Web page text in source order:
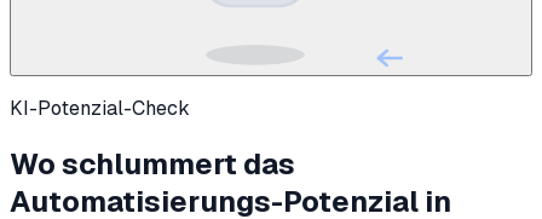
KI-Potenzial-Check
Wo schlummert das
Automatisierungs-Potenzial in